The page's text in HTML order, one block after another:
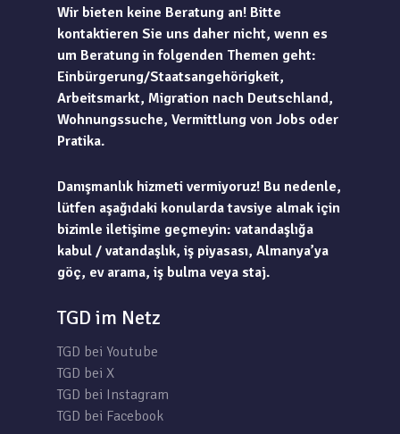
Wir bieten keine Beratung an! Bitte
kontaktieren Sie uns daher nicht, wenn es
um Beratung in folgenden Themen geht:
Einbürgerung/Staatsangehörigkeit,
Arbeitsmarkt, Migration nach Deutschland,
Wohnungssuche, Vermittlung von Jobs oder
Pratika.
Danışmanlık hizmeti vermiyoruz! Bu nedenle,
lütfen aşağıdaki konularda tavsiye almak için
bizimle iletişime geçmeyin: vatandaşlığa
kabul / vatandaşlık, iş piyasası, Almanya’ya
göç, ev arama, iş bulma veya staj.
TGD im Netz
TGD bei Youtube
TGD bei X
TGD bei Instagram
TGD bei Facebook